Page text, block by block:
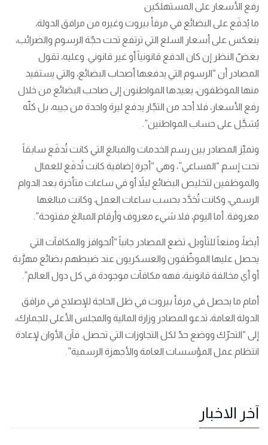
رفع الأسعار على المستهلكين
ما يُدفَع على البضائع في مرفأ بيروت وغيره من مرافق الدولة،
ينعكس على أسعار السلع التي ترتفع تحت حجّة الرسوم والضرائب،
بغضّ النظر إن كان الدفع قانونياً أو غير قانوني. وعليه، تقول
المصادر أن “الرسوم التي يدفعها أصحاب البضائع، والتي يستفيد
منها الموظفون، يعيدها المواطنون إلى صاحب البضائع من خلال
رفع الأسعار، فلا أحد من التجّار يدفع ليرة واحدة من جيبه، بل كلّه
يُسَجَّل على حساب المواطنين”.
وتميِّز المصادر بين رسم الخدمات والمبالغ التي كانت تُدفَع سابقاً
تحت إسم “المساعي”، وهي “أجرة إضافية كانت تُدفَع للعمال
والموظفين لتخليص البضائع ليلاً أو في ساعات متأخرة بعد الدوام
الرسمي، وكانت تُحَدَّد بحسب ساعات العمل، وكانت مبالغها
معروفة. أما اليوم، فلا شيء معروف وأرقام المبالغ مفتوحة”.
أيضاً، ومنعاً للتأويل، تضع المصادر جانباً “ألحوافز والمكافآت التي
يحصل عليها الموظّفون والعسكريون عند ضبطهم بضائع مهرَّبة
أو أي مخالفة قانونية، فهه مكافآت موجودة في كل دول العالم”.
أمام ما يحصل في مرفأ بيروت في ظل الحاجة للإصلاح في مرافق
الدولة العامة، تدعو المصادر وزارة المالية والمجلس الأعلى للجمارك،
إلى “التحرّك ووضع حدّ لكل التجاوزات التي تحصل. فآن الأوان لإعادة
انتظام عمل المؤسسات العامة والأجهزة الرسمية”.
آخر الاخبار